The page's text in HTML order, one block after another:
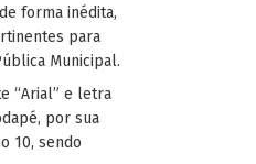
forma inédita,
para
Municipal.
“Arial” e letra
por sua
10, sendo